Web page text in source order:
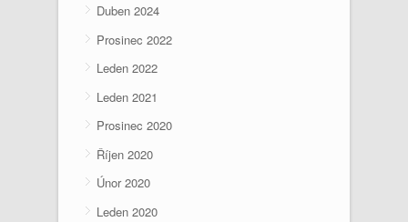
Duben 2024
Prosinec 2022
Leden 2022
Leden 2021
Prosinec 2020
Říjen 2020
Únor 2020
Leden 2020